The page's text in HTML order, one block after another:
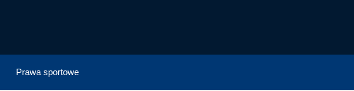
Prawa sportowe